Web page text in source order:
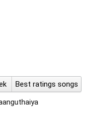
Best ratings songs